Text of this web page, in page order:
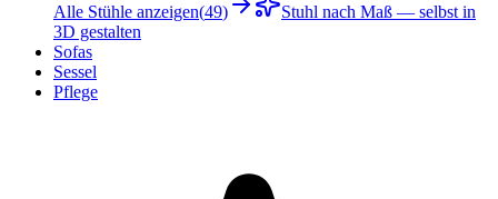
Alle Stühle anzeigen(49)
Stuhl nach Maß — selbst in
3D gestalten
Sofas
Sessel
Pflege